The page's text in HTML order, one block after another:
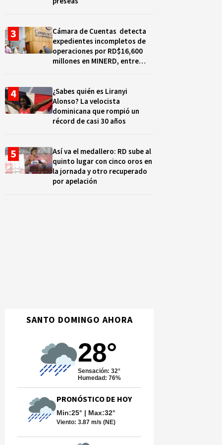
Cámara de Cuentas detecta
expedientes incompletos de
operaciones por RD$16,600
millones en MINERD, entre
¿Sabes quién es Liranyi
Alonso? La velocista
dominicana que rompió un
récord de casi 30 años
Así va el medallero: RD sube al
quinto lugar con cinco oros en
la jornada y otro recuperado
por apelación
SANTO DOMINGO AHORA
28°
Sensación: 32°
Humedad: 76%
PRONÓSTICO DE HOY
Min:25° | Max:32°
Viento: 3.87 m/s (NE)